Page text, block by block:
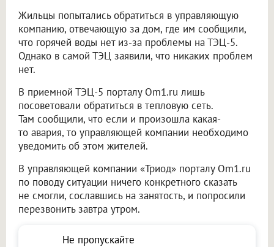
Жильцы попытались обратиться в управляющую
компанию, отвечающую за дом, где им сообщили,
что горячей воды нет из-за проблемы на ТЭЦ-5.
Однако в самой ТЭЦ заявили, что никаких проблем
нет.
В приемной ТЭЦ-5 порталу Om1.ru лишь
посоветовали обратиться в тепловую сеть.
Там сообщили, что если и произошла какая-
то авария, то управляющей компании необходимо
уведомить об этом жителей.
В управляющей компании «Триод» порталу Om1.ru
по поводу ситуации ничего конкретного сказать
не смогли, сославшись на занятость, и попросили
перезвонить завтра утром.
Не пропускайте